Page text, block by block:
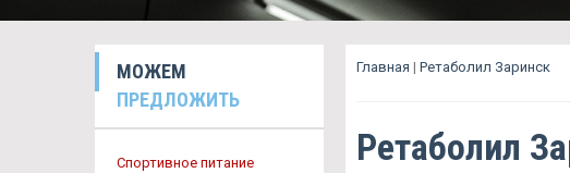
МОЖЕМ
ПРЕДЛОЖИТЬ
Спортивное питание
Главная | Ретаболил Заринск
Ретаболил